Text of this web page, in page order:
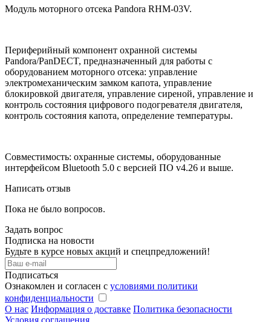
Модуль моторного отсека Pandora RHM-03V.
Периферийный компонент охранной системы
Pandora/PanDECT, предназначенный для работы с
оборудованием моторного отсека: управление
электромеханическим замком капота, управление
блокировкой двигателя, управление сиреной, управление и
контроль состояния цифрового подогревателя двигателя,
контроль состояния капота, определение температуры.
Совместимость: охранные системы, оборудованные
интерфейсом Bluetooth 5.0 с версией ПО v4.26 и выше.
Написать отзыв
Пока не было вопросов.
Задать вопрос
Подписка на новости
Будьте в курсе новых акций и спецпредложений!
Подписаться
Ознакомлен и согласен с условиями политики
конфиденциальности
О нас Информация о доставке Политика безопасности